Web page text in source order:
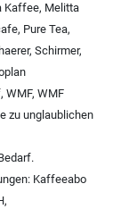
Kaffee, Melitta
, Pure Tea,
, Schirmer,
, WMF, WMF
zu unglaublichen
Kaffeeabo
,